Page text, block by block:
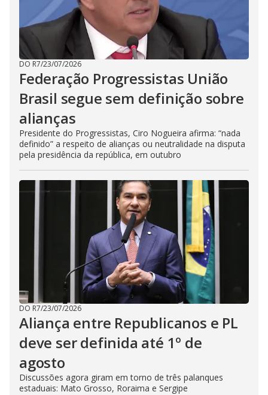
DO R7/23/07/2026
Federação Progressistas União
Brasil segue sem definição sobre
alianças
Presidente do Progressistas, Ciro Nogueira afirma: “nada
definido” a respeito de alianças ou neutralidade na disputa
pela presidência da república, em outubro
DO R7/23/07/2026
Aliança entre Republicanos e PL
deve ser definida até 1º de
agosto
Discussões agora giram em torno de três palanques
estaduais: Mato Grosso, Roraima e Sergipe